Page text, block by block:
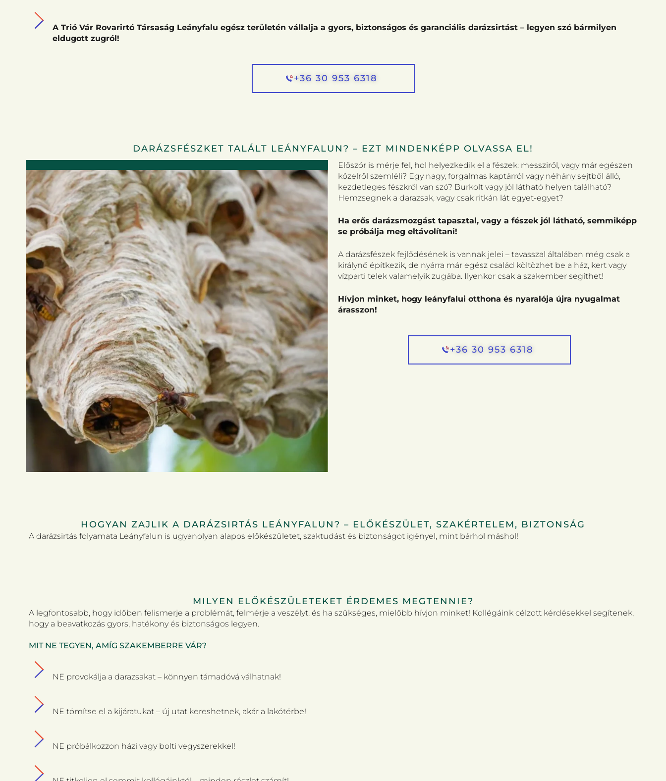
A Trió Vár Rovarirtó Társaság Leányfalu egész területén vállalja a gyors, biztonságos és garanciális darázsirtást – legyen szó bármilyen
eldugott zugról!
+36 30 953 6318
DARÁZSFÉSZKET TALÁLT LEÁNYFALUN? – EZT MINDENKÉPP OLVASSA EL!
Először is mérje fel, hol helyezkedik el a fészek: messziről, vagy már egészen
közelről szemléli? Egy nagy, forgalmas kaptárról vagy néhány sejtből álló,
kezdetleges fészkről van szó? Burkolt vagy jól látható helyen található?
Hemzsegnek a darazsak, vagy csak ritkán lát egyet-egyet?
Ha erős darázsmozgást tapasztal, vagy a fészek jól látható, semmiképp
se próbálja meg eltávolítani!
A darázsfészek fejlődésének is vannak jelei – tavasszal általában még csak a
királynő építkezik, de nyárra már egész család költözhet be a ház, kert vagy
vízparti telek valamelyik zugába. Ilyenkor csak a szakember segíthet!
Hívjon minket, hogy leányfalui otthona és nyaralója újra nyugalmat
árasszon!
+36 30 953 6318
HOGYAN ZAJLIK A DARÁZSIRTÁS LEÁNYFALUN? – ELŐKÉSZÜLET, SZAKÉRTELEM, BIZTONSÁG
A darázsirtás folyamata Leányfalun is ugyanolyan alapos előkészületet, szaktudást és biztonságot igényel, mint bárhol máshol!
MILYEN ELŐKÉSZÜLETEKET ÉRDEMES MEGTENNIE?
A legfontosabb, hogy időben felismerje a problémát, felmérje a veszélyt, és ha szükséges, mielőbb hívjon minket! Kollégáink célzott kérdésekkel segítenek,
hogy a beavatkozás gyors, hatékony és biztonságos legyen.
MIT NE TEGYEN, AMÍG SZAKEMBERRE VÁR?
NE provokálja a darazsakat – könnyen támadóvá válhatnak!
NE tömítse el a kijáratukat – új utat kereshetnek, akár a lakótérbe!
NE próbálkozzon házi vagy bolti vegyszerekkel!